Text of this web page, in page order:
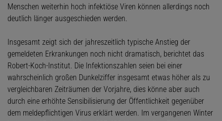
Menschen weiterhin hoch infektiöse Viren können allerdings noch
deutlich länger ausgeschieden werden.
Insgesamt zeigt sich der jahreszeitlich typische Anstieg der
gemeldeten Erkrankungen noch nicht dramatisch, berichtet das
Robert-Koch-Institut. Die Infektionszahlen seien bei einer
wahrscheinlich großen Dunkelziffer insgesamt etwas höher als zu
vergleichbaren Zeiträumen der Vorjahre, dies könne aber auch
durch eine erhöhte Sensibilisierung der Öffentlichkeit gegenüber
dem meldepflichtigen Virus erklärt werden. Im vergangenen Winter